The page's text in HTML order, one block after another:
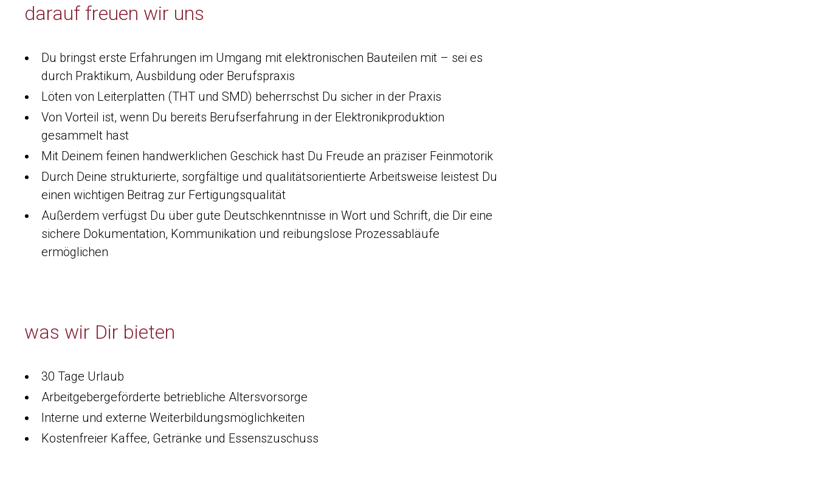
darauf freuen wir uns
Du bringst erste Erfahrungen im Umgang mit elektronischen Bauteilen mit – sei es
durch Praktikum, Ausbildung oder Berufspraxis
Löten von Leiterplatten (THT und SMD) beherrschst Du sicher in der Praxis
Von Vorteil ist, wenn Du bereits Berufserfahrung in der Elektronikproduktion
gesammelt hast
Mit Deinem feinen handwerklichen Geschick hast Du Freude an präziser Feinmotorik
Durch Deine strukturierte, sorgfältige und qualitätsorientierte Arbeitsweise leistest Du
einen wichtigen Beitrag zur Fertigungsqualität
Außerdem verfügst Du über gute Deutschkenntnisse in Wort und Schrift, die Dir eine
sichere Dokumentation, Kommunikation und reibungslose Prozessabläufe
ermöglichen
was wir Dir bieten
30 Tage Urlaub
Arbeitgebergeförderte betriebliche Altersvorsorge
Interne und externe Weiterbildungsmöglichkeiten
Kostenfreier Kaffee, Getränke und Essenszuschuss